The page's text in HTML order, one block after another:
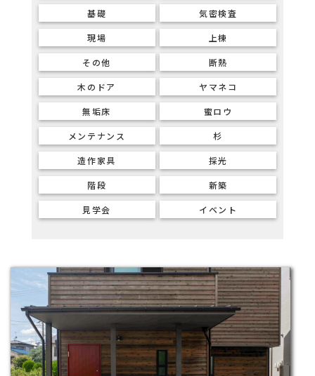
基礎 気密検査
現場 上棟
その他 断熱
木のドア ヤマネコ
無垢床 蜜ロウ
メンテナンス 杉
造作家具 採光
階段 新築
見学会 イベント